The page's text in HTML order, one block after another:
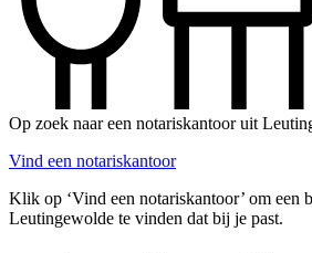
Op zoek naar een notariskantoor uit
Vind een notariskantoor
Klik op ‘Vind een notariskantoor’ om een
Leutingewolde te vinden dat bij je past.